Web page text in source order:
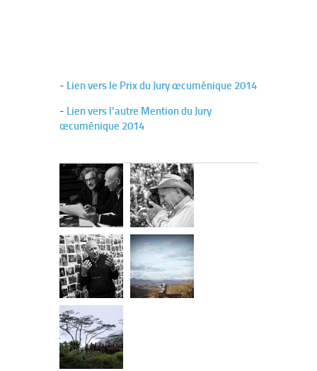
- Lien vers le Prix du Jury œcuménique 2014
- Lien vers l’autre Mention du Jury
œcuménique 2014